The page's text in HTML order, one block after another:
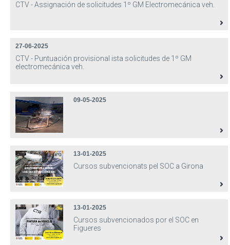
CTV - Assignación de solicitudes 1º GM Electromecánica veh.
27-06-2025
CTV - Puntuación provisional ista solicitudes de 1º GM
electromecánica veh.
09-05-2025
13-01-2025
Cursos subvencionats pel SOC a Girona
13-01-2025
Cursos subvencionados por el SOC en
Figueres